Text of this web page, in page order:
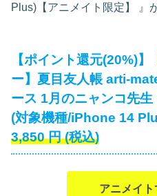
Plus)【アニメイト限定】
』
【ポイント還元(20%)
ー】夏目友人帳 arti-
ース 1月のニャンコ先
(対象機種/iPhone 14
3,850 円 (税込)
アニメイ